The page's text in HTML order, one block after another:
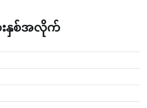
ားနှစ်အလိုက်